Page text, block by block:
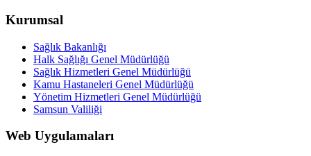
Kurumsal
Sağlık Bakanlığı
Halk Sağlığı Genel Müdürlüğü
Sağlık Hizmetleri Genel Müdürlüğü
Kamu Hastaneleri Genel Müdürlüğü
Yönetim Hizmetleri Genel Müdürlüğü
Samsun Valiliği
Web Uygulamaları